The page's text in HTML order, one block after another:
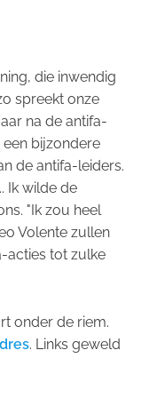
die inwendig
spreekt onze
na de antifa-
een bijzondere
de antifa-leiders.
Ik wilde de
"Ik zou heel
Volente zullen
acties tot zulke
onder de riem.
. Links geweld